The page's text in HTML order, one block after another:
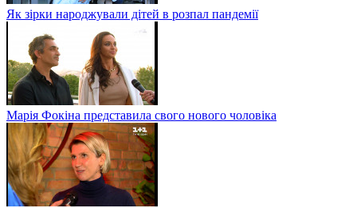
Як зірки народжували дітей в розпал пандемії
Марія Фокіна представила свого нового чоловіка